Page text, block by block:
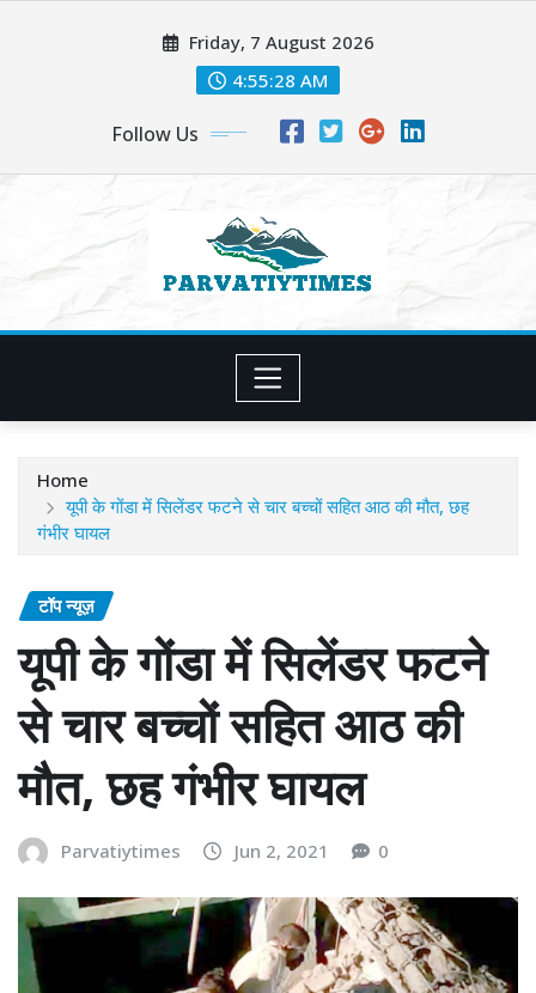
Friday, 7 August 2026
4:55:29 AM
Follow Us
Home
यूपी के गोंडा में सिलेंडर फटने से चार बच्चों सहित आठ की मौत, छह
गंभीर घायल
टॉप न्यूज़
यूपी के गोंडा में सिलेंडर फटने
से चार बच्चों सहित आठ की
मौत, छह गंभीर घायल
Parvatiytimes Jun 2, 2021 0